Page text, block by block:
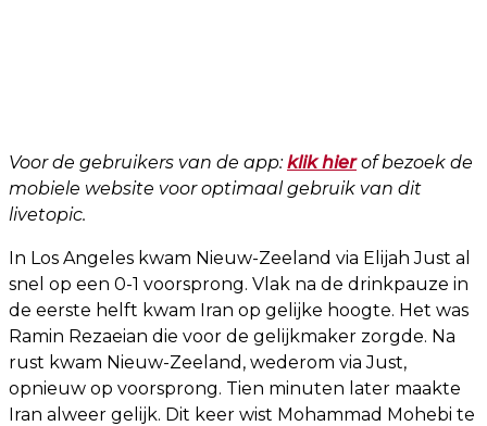
Voor de gebruikers van de app:klik hierof bezoek de
mobiele website voor optimaal gebruik van dit
livetopic.
In Los Angeles kwam Nieuw-Zeeland via Elijah Just al
snel op een 0-1 voorsprong. Vlak na de drinkpauze in
de eerste helft kwam Iran op gelijke hoogte. Het was
Ramin Rezaeian die voor de gelijkmaker zorgde. Na
rust kwam Nieuw-Zeeland, wederom via Just,
opnieuw op voorsprong. Tien minuten later maakte
Iran alweer gelijk. Dit keer wist Mohammad Mohebi te